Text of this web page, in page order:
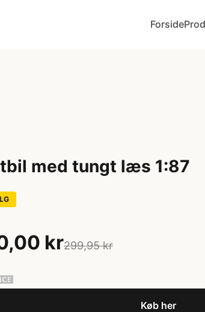
Forside
med tungt læs 1:87
kr299,95 kr
Køb her